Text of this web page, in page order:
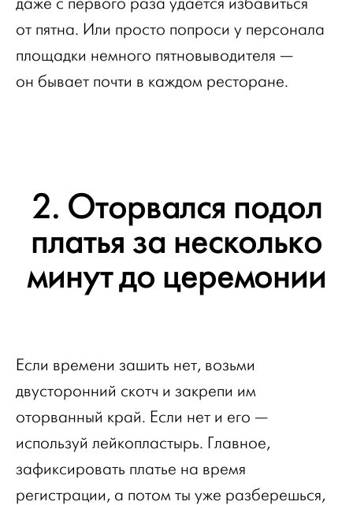
от пятна. Или просто попроси у персонала
площадки немного пятновыводителя —
он бывает почти в каждом ресторане.
2. Оторвался подол
платья за несколько
минут до церемонии
Если времени зашить нет, возьми
двусторонний скотч и закрепи им
оторванный край. Если нет и его —
используй лейкопластырь. Главное,
зафиксировать платье на время
регистрации, а потом ты уже разберешься,